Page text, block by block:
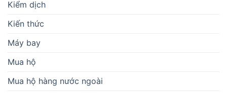
Kiểm dịch
Kiến thức
Máy bay
Mua hộ
Mua hộ hàng nước ngoài